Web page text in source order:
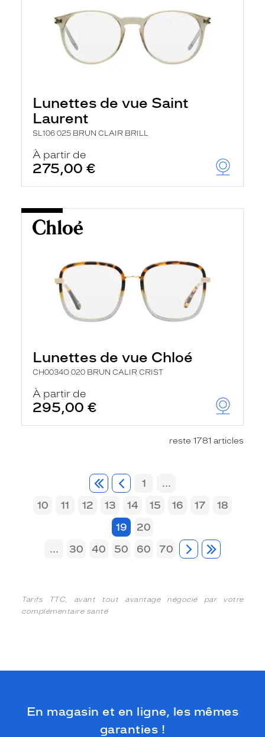
Lunettes de vue Saint
Laurent
SL106 025 BRUN CLAIR BRILL
À partir de
275,00 €
Lunettes de vue Chloé
CH0034O 020 BRUN CALIR CRIST
À partir de
295,00 €
reste 1781 articles
1
...
10
11 12 13 14 15 16 17
18
19
20
...
30 40 50 60 70
Tarifs TTC, avant tout avantage négocié par votre
complémentaire santé
En magasin et en ligne, les mêmes
garanties !